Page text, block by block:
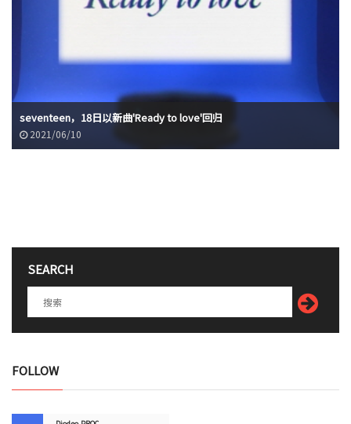
seventeen，18日以新曲'Ready to love'回归
2021/06/10
SEARCH
FOLLOW